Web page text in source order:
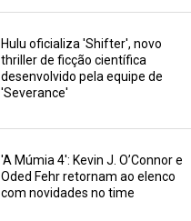
Hulu oficializa 'Shifter', novo
thriller de ficção científica
desenvolvido pela equipe de
'Severance'
'A Múmia 4': Kevin J. O’Connor e
Oded Fehr retornam ao elenco
com novidades no time